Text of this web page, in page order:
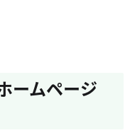
ームページ